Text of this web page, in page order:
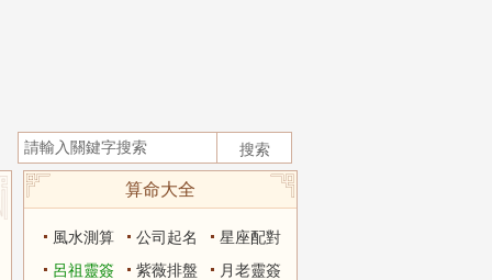
算命大全
風水測算 公司起名
星座配對
呂祖靈簽
紫薇排盤
月老靈簽